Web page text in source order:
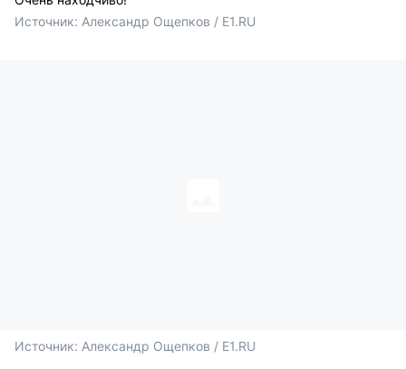
Источник: Александр Ощепков / E1.RU
Источник: Александр Ощепков / E1.RU